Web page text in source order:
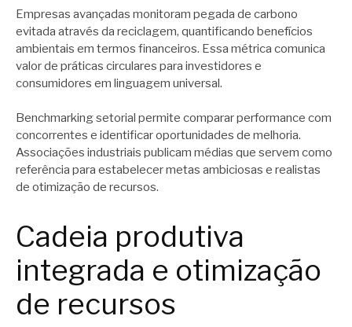
Empresas avançadas monitoram pegada de carbono
evitada através da reciclagem, quantificando benefícios
ambientais em termos financeiros. Essa métrica comunica
valor de práticas circulares para investidores e
consumidores em linguagem universal.
Benchmarking setorial permite comparar performance com
concorrentes e identificar oportunidades de melhoria.
Associações industriais publicam médias que servem como
referência para estabelecer metas ambiciosas e realistas
de otimização de recursos.
Cadeia produtiva
integrada e otimização
de recursos